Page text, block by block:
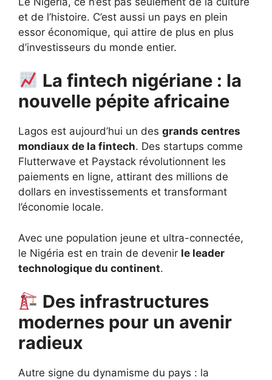
et de l’histoire. C’est aussi un pays en plein
essor économique, qui attire de plus en plus
d’investisseurs du monde entier.
La fintech nigériane : la
nouvelle pépite africaine
Lagos est aujourd’hui un des grands centres
mondiaux de la fintech. Des startups comme
Flutterwave et Paystack révolutionnent les
paiements en ligne, attirant des millions de
dollars en investissements et transformant
l’économie locale.
Avec une population jeune et ultra-connectée,
le Nigéria est en train de devenir le leader
technologique du continent.
Des infrastructures
modernes pour un avenir
radieux
Autre signe du dynamisme du pays : la